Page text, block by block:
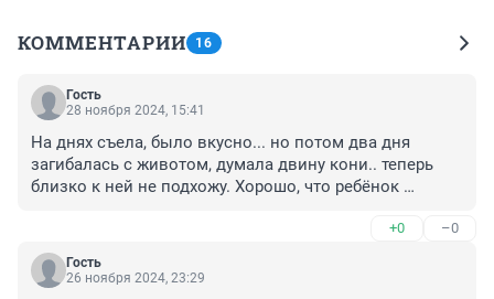
КОММЕНТАРИИ 16
Гость
28 ноября 2024, 15:41
На днях съела, было вкусно... но потом два дня
загибалась с животом, думала двину кони.. теперь
близко к ней не подхожу. Хорошо, что ребёнок
+0 –0
Гость
26 ноября 2024, 23:29